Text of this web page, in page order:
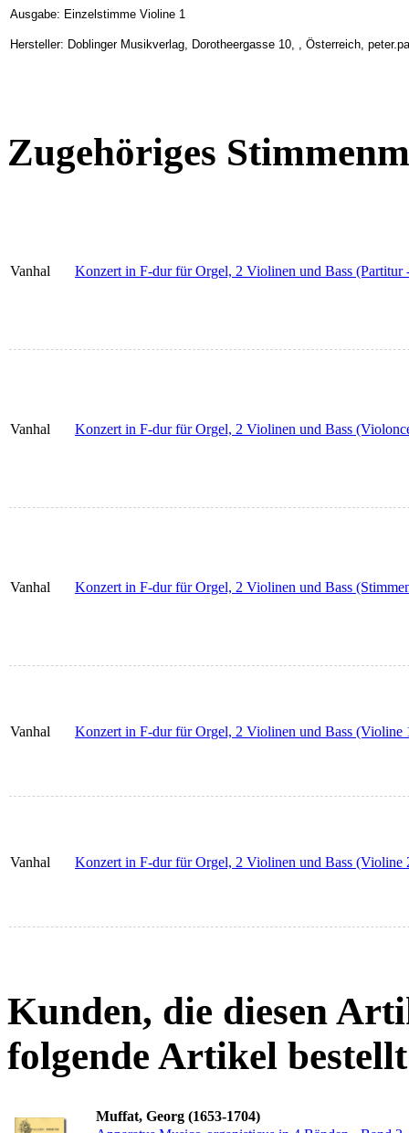
Ausgabe: Einzelstimme Violine 1
Hersteller: Doblinger Musikverlag, Dorotheergasse 10, , Österreich,
Zugehöriges
Vanhal Konzert in F-dur für Orgel, 2 Violinen und Bass (Partitur
Vanhal Konzert in F-dur für Orgel, 2 Violinen und Bass
Vanhal Konzert in F-dur für Orgel, 2 Violinen und Bass
Vanhal Konzert in F-dur für Orgel, 2 Violinen und Bass (Violine
Vanhal Konzert in F-dur für Orgel, 2 Violinen und Bass (Violine
Kunden, die diesen
folgende Artikel
Muffat, Georg (1653-1704)